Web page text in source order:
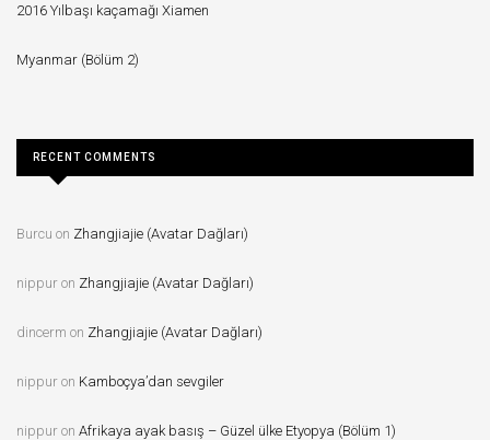
2016 Yılbaşı kaçamağı Xiamen
Myanmar (Bölüm 2)
RECENT COMMENTS
Burcu on Zhangjiajie (Avatar Dağları)
nippur on Zhangjiajie (Avatar Dağları)
dincerm on Zhangjiajie (Avatar Dağları)
nippur on Kamboçya’dan sevgiler
nippur on Afrikaya ayak basış – Güzel ülke Etyopya (Bölüm 1)